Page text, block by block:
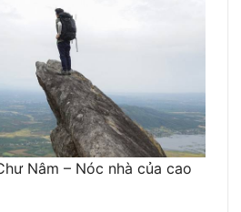
Nâm – Nóc nhà của cao